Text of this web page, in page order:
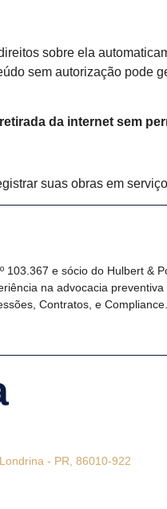
sobre ela
sem autorização pode
da internet sem
suas obras em
103.367 e sócio do Hulbert &
na advocacia
Contratos, e
- PR, 86010-922